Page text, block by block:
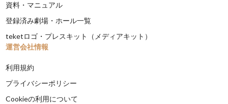
資料・マニュアル
登録済み劇場・ホール一覧
teketロゴ・プレスキット（メディアキット）
運営会社情報
利用規約
プライバシーポリシー
Cookieの利用について